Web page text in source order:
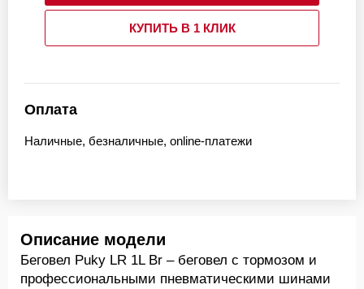
КУПИТЬ В 1 КЛИК
Оплата
Наличные, безналичные, online-платежи
Описание модели
Беговел Puky LR 1L Br – беговел с тормозом и
профессиональными пневматическими шинами